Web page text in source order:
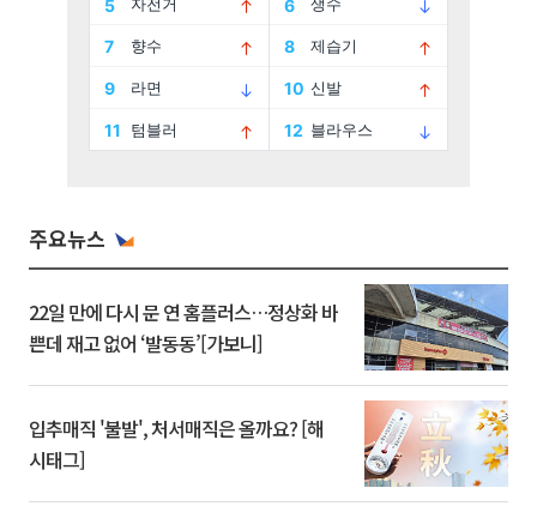
주요뉴스
22일 만에 다시 문 연 홈플러스…정상화 바
쁜데 재고 없어 ‘발동동’[가보니]
입추매직 '불발', 처서매직은 올까요? [해
시태그]